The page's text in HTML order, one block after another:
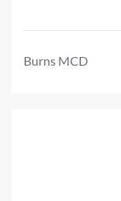
Burns MCD